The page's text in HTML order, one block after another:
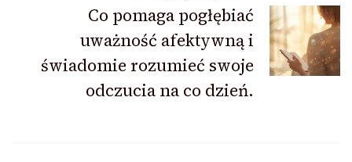
Co pomaga pogłębiać
uważność afektywną i
świadomie rozumieć swoje
odczucia na co dzień.